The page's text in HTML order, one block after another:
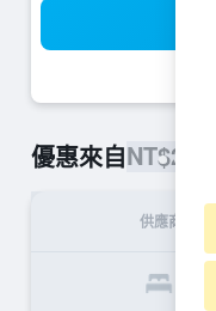
優惠來自
供應商